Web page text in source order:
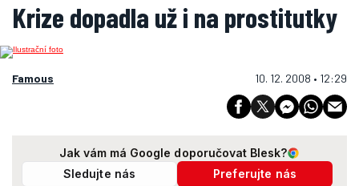
Krize dopadla už i na prostitutky
Famous 10. 12. 2008 • 12:29
Jak vám má Google doporučovat Blesk?
Sledujte nás
Preferujte nás